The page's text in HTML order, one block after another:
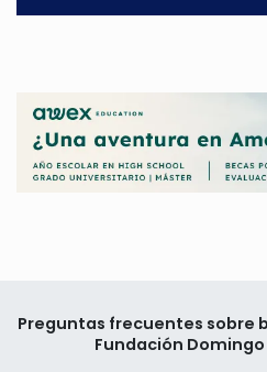
Preguntas frecuentes sobre
Fundación